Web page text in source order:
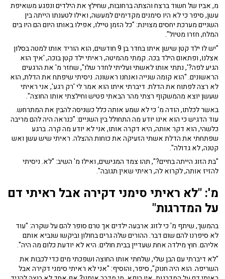
מ, אביו של חשוד ברצח והצתה ברחובות, שחילץ את הילדים ונפגע משאיפת
עשן, סיפר כי לא היו סימנים מקדימים למעשה, ואילו לטענתו הייתה בין
השניים מערכת יחסים מצוינת: "כל הזמן טיילו, אפילו באותו היום הם היו בים
המלח, חזרו מטיול".
"יש לו ילד קטן שישן איתו בחדר בן 9 חודשים, הוא הוריד אותו למטה בסלון
אצלנו, ופתאום הילד בכה. קמתי מהמיטה, ראיתי ילד קטן בוכה, 'איך הוא
הגיע לפה?', נתתי אותו לאשתי ועליתי לחדר שלו", שחזר מ' את הרגעים
הראשונים. "הוא קומה שנייה ואנחנו ראשונה. ניסיתי שיפתח את הדלת, הוא
לא רצה לפתוח את הדלת. דיברתי איתו הוא אמר לי 'רק רגע', אני ראיתי
שעשן יוצא מהמשקוף רצתי מהר הבאתי פטיש וחילצתי אותו החוצה".
באשר לכלתו, הודה מ' כי לא שמע אותה כלל כשניסה להבין את המתרחש.
עוד הדגיש כי הוא אינו יודע מה התחולל בין השניים: "כנראה היה להם מריבה
כלשהי, הוא דקר אותה, היא דקרה אותו, אני לא יודע מה קרה. ברגע
שפתחתי את הדלת אשתי הזעיקה את כוחות ההצלה. ראיתי שיש עשן ואש
קטנה, לא גדולה".
"בת הזוג הייתה בחיים?", תהו צמד המגישים, ואילו מ' השיב: "לא. ניסיתי
להזיז אותה, לקרוא לה, ראיתי שאין תגובה".
מ': "לא ראיתי סימני דקירה אבל ראיתי דם
על המדרגות"
בהמשך, שיתף מ' כי לזוג ארבעה ילדים אך טרם סופר להם על שקרה: "עוד
לא סיפרנו להם שום דבר. ההורים שלה גרים בחולון וביקשו שנביא אותם
אליהם. חוץ מילדה אחת שעדיין בבית חולים. היא לא יודעת כלום מה היה".
"לא דיברתי עם הבן שלי, שלחתי אותו החוצה ושפכתי מים כדי לכבות את
השריפה. הוא היה חנוק", סיפר, והוסיף: "אני לא ראיתי סימני דקירה אבל